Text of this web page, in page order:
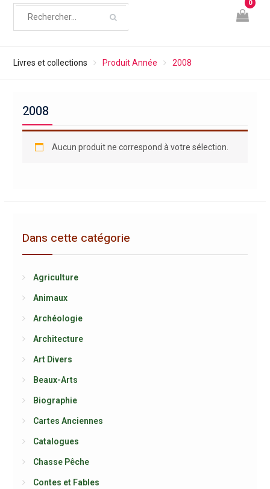
0
Livres et collections Produit Année 2008
2008
Aucun produit ne correspond à votre sélection.
Dans cette catégorie
Agriculture
Animaux
Archéologie
Architecture
Art Divers
Beaux-Arts
Biographie
Cartes Anciennes
Catalogues
Chasse Pêche
Contes et Fables